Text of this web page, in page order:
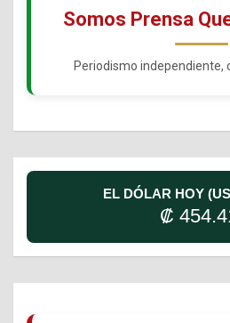
Somos Prensa
Periodismo independiente,
EL DÓLAR HOY
₡